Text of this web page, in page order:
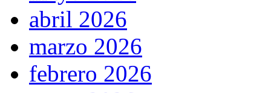
abril 2026
marzo 2026
febrero 2026